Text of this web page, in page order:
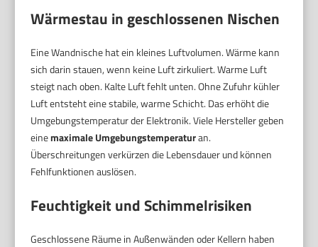
Wärmestau in geschlossenen Nischen
Eine Wandnische hat ein kleines Luftvolumen. Wärme kann
sich darin stauen, wenn keine Luft zirkuliert. Warme Luft
steigt nach oben. Kalte Luft fehlt unten. Ohne Zufuhr kühler
Luft entsteht eine stabile, warme Schicht. Das erhöht die
Umgebungstemperatur der Elektronik. Viele Hersteller geben
einemaximale Umgebungstemperaturan.
Überschreitungen verkürzen die Lebensdauer und können
Fehlfunktionen auslösen.
Feuchtigkeit und Schimmelrisiken
Geschlossene Räume in Außenwänden oder Kellern haben